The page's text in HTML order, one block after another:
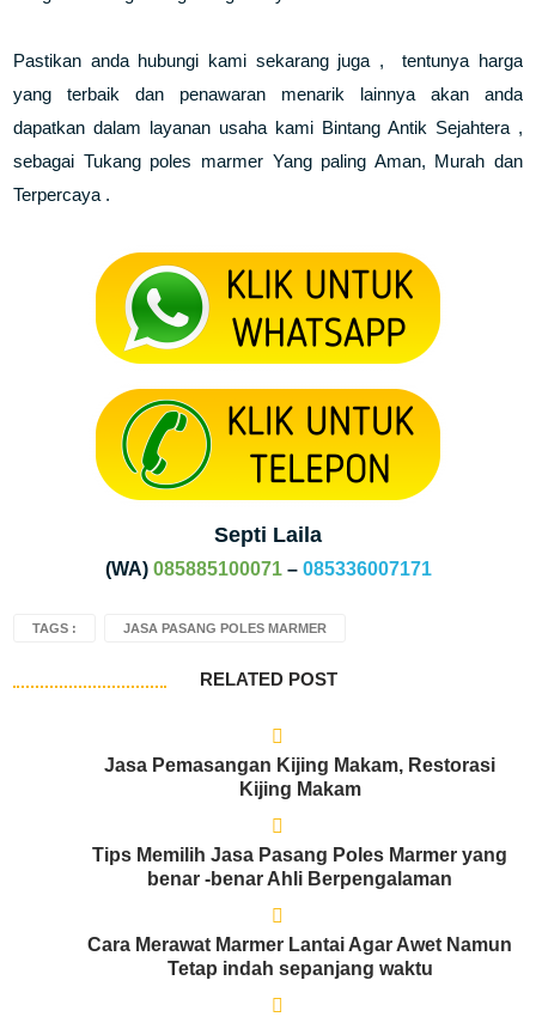
Pastikan anda hubungi kami sekarang juga , tentunya harga
yang terbaik dan penawaran menarik lainnya akan anda
dapatkan dalam layanan usaha kami Bintang Antik Sejahtera ,
sebagai Tukang poles marmer Yang paling Aman, Murah dan
Terpercaya .
Septi Laila
(WA) 085885100071– 085336007171
TAGS : JASA PASANG POLES MARMER
RELATED POST
Jasa Pemasangan Kijing Makam, Restorasi
Kijing Makam
Tips Memilih Jasa Pasang Poles Marmer yang
benar -benar Ahli Berpengalaman
Cara Merawat Marmer Lantai Agar Awet Namun
Tetap indah sepanjang waktu